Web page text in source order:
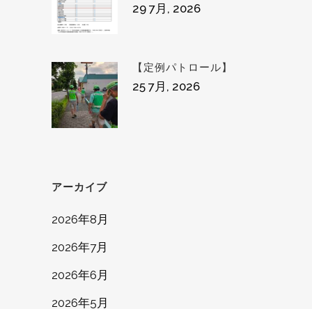
29 7月, 2026
【定例パトロール】
25 7月, 2026
アーカイブ
2026年8月
2026年7月
2026年6月
2026年5月